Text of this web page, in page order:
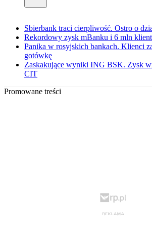
Sbierbank traci cierpliwość. Ostro o
Rekordowy zysk mBanku i 6 mln
Panika w rosyjskich bankach. Klienci
gotówkę
Zaskakujące wyniki ING BSK. Zysk
CIT
Promowane treści